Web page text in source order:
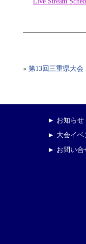
« 第13回三重県大
► お知らせ
► 大会イベ
► お問い合